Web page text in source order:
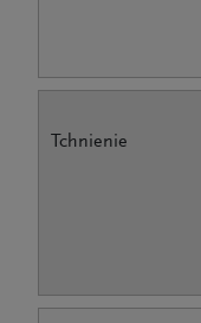
Tchnienie